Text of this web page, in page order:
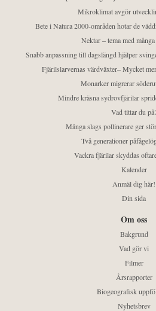
Mikroklimat avgör
Bete i Natura 2000-områden hotar de
Nektar – tema med
Snabb anpassning till dagslängd hjälper
Fjärilslarvernas värdväxter– Mycket
Monarker migrerar
Mindre kräsna sydrovfjärilar
Vad tittar du
Många slags pollinerare ger
Två generationer
Vackra fjärilar skyddas
Kalender
Anmäl dig här!
Din sida
Om oss
Bakgrund
Vad gör vi
Filmer
Årsrapporter
Biogeografisk
Nyhetsbrev